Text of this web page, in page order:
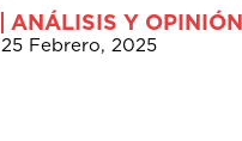
ANÁLISIS Y OPINIÓN
25 Febrero, 2025